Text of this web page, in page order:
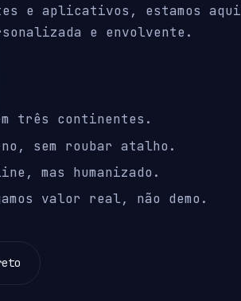
e aplicativos, estamos aqui
e envolvente.
três continentes.
sem roubar atalho.
mas humanizado.
valor real, não demo.